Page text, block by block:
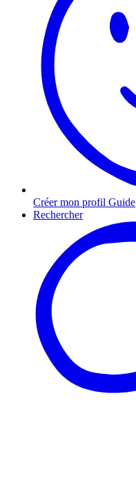
Créer mon profil Guide
Rechercher